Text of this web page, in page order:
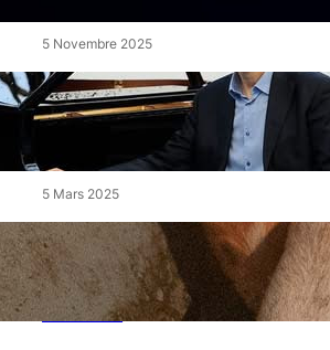
5 Novembre 2025
« Le Disciple » de Mikhaïl
Rudy à Perpignan le vendredi
5 Mars 2025
« Qui est le moins clair » : ce
samedi, 30 actions partout en
France devant les magasins
E.Leclerc